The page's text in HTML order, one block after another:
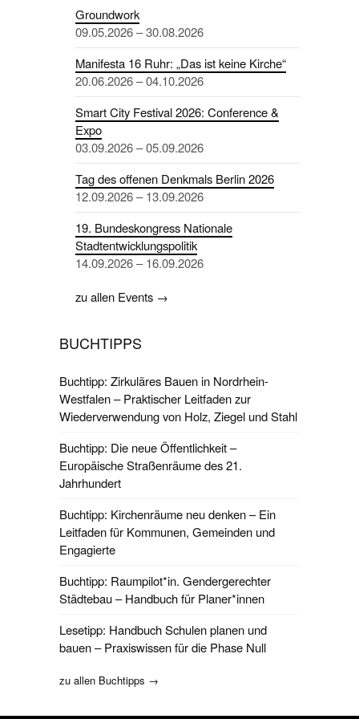
Groundwork
09.05.2026 – 30.08.2026
Manifesta 16 Ruhr: „Das ist keine Kirche“
20.06.2026 – 04.10.2026
Smart City Festival 2026: Conference &
Expo
03.09.2026 – 05.09.2026
Tag des offenen Denkmals Berlin 2026
12.09.2026 – 13.09.2026
19. Bundeskongress Nationale
Stadtentwicklungspolitik
14.09.2026 – 16.09.2026
zu allen Events →
BUCHTIPPS
Buchtipp: Zirkuläres Bauen in Nordrhein-
Westfalen – Praktischer Leitfaden zur
Wiederverwendung von Holz, Ziegel und Stahl
Buchtipp: Die neue Öffentlichkeit –
Europäische Straßenräume des 21.
Jahrhundert
Buchtipp: Kirchenräume neu denken – Ein
Leitfaden für Kommunen, Gemeinden und
Engagierte
Buchtipp: Raumpilot*in. Gendergerechter
Städtebau – Handbuch für Planer*innen
Lesetipp: Handbuch Schulen planen und
bauen – Praxiswissen für die Phase Null
zu allen Buchtipps →